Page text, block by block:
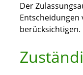
Der
Entscheidungen
berücksichtigen.